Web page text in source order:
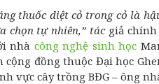
thuốc diệt cỏ trong cỏ là
chọn tự nhiên,” tácgiả chính
nhà công nghệ sinh học
cộng đồng thuộc Đại học
vực cây trồng BĐG – ông